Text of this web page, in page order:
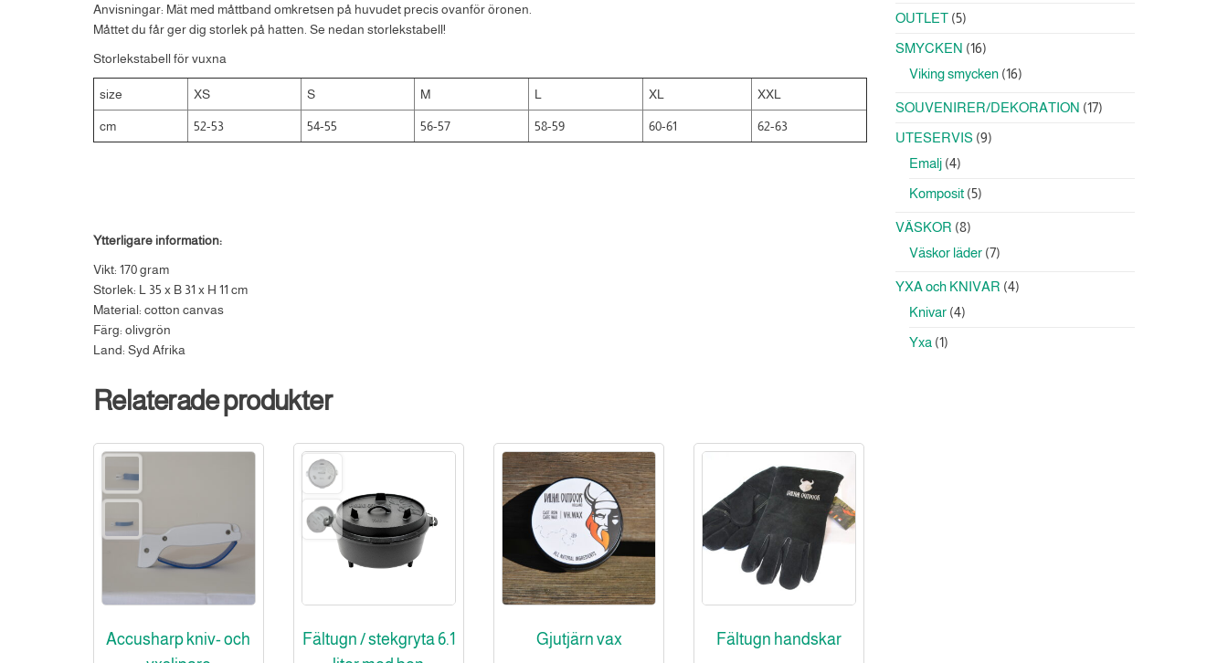
Anvisningar: Mät med måttband omkretsen på huvudet precis ovanför öronen.
Måttet du får ger dig storlek på hatten. Se nedan storlekstabell!
Storlekstabell för vuxna
size XS S M L XL XXL
cm 52-53 54-55 56-57 58-59 60-61 62-63
Ytterligare information:
Vikt: 170 gram
Storlek: L 35 x B 31 x H 11 cm
Material: cotton canvas
Färg: olivgrön
Land: Syd Afrika
Relaterade produkter
Accusharp kniv- och
Fältugn / stekgryta 6.1
Gjutjärn vax
Fältugn handskar
OUTLET 55
SMYCKEN 1616
produkter
Viking smycken 1616
SOUVENIRER/DEKORATION 1717
UTESERVIS 99
Emalj 44
Komposit 55
VÄSKOR 88
produkter
Väskor läder 77
YXA och KNIVAR 44
Knivar 44
Yxa 11